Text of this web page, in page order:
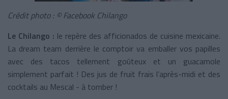
Crédit photo : © Facebook Chilango
Le Chilango : le repère des afficionados de cuisine mexicaine.
La dream team derrière le comptoir va emballer vos papilles
avec des tacos tellement goûteux et un guacamole
simplement parfait ! Des jus de fruit frais l’après-midi et des
cocktails au Mescal - à tomber !